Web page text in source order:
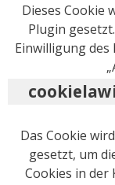
Dieses Cookie
Plugin
Einwilligung des
Das Cookie
gesetzt, um
Cookies in der